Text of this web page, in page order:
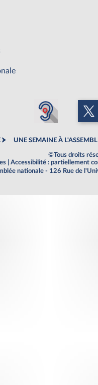
UNE SEMAINE À
©Tous droits
Accessibilité : partiellement
nationale - 126 Rue de